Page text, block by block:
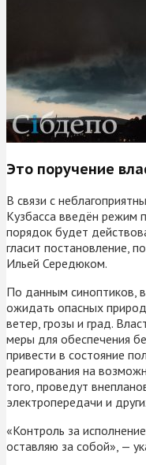
Это поручение
В связи с
Кузбасса введён режим
порядок будет
гласит постановление,
Ильей Середюком.
По данным синоптиков,
ожидать опасных
ветер, грозы и град.
меры для обеспечения
привести в состояние
реагирования на
того, проведут
электропередачи и
«Контроль за
оставляю за собой», —